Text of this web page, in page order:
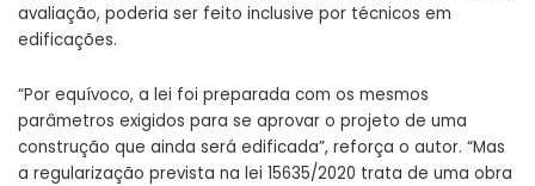
avaliação, poderia ser feito inclusive por técnicos em
edificações.
“Por equívoco, a lei foi preparada com os mesmos
parâmetros exigidos para se aprovar o projeto de uma
construção que ainda será edificada”, reforça o autor. “Mas
a regularização prevista na lei 15635/2020 trata de uma obra